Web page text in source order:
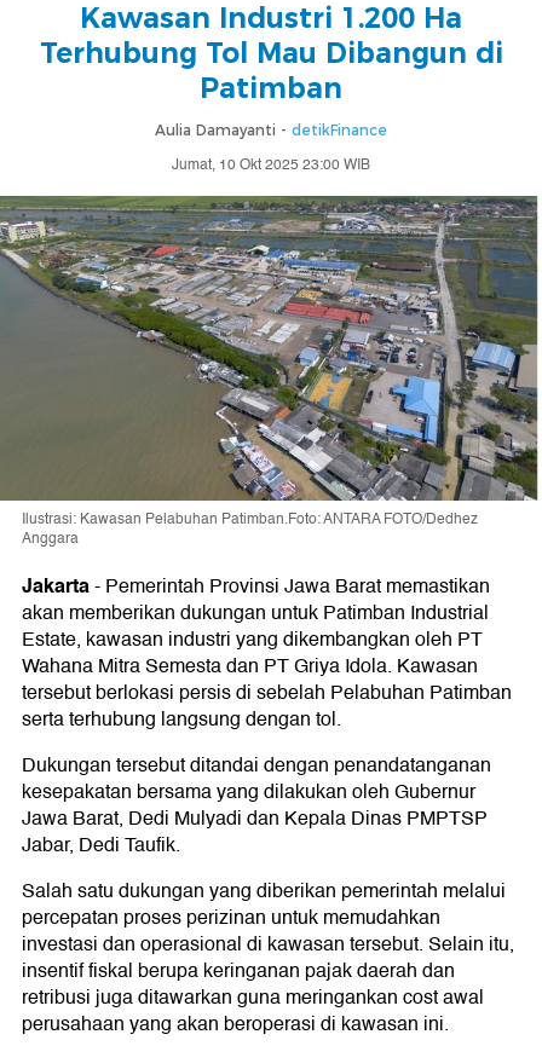
Kawasan Industri 1.200 Ha
Terhubung Tol Mau Dibangun di
Patimban
Aulia Damayanti - detikFinance
Jumat, 10 Okt 2025 23:00 WIB
Ilustrasi: Kawasan Pelabuhan Patimban.Foto: ANTARA FOTO/Dedhez
Anggara
Jakarta-Pemerintah Provinsi Jawa Barat memastikan
akan memberikan dukungan untuk Patimban Industrial
Estate, kawasan industri yang dikembangkan oleh PT
Wahana Mitra Semesta dan PT Griya Idola. Kawasan
tersebut berlokasi persis di sebelah Pelabuhan Patimban
serta terhubung langsung dengan tol.
Dukungan tersebut ditandai dengan penandatanganan
kesepakatan bersama yang dilakukan oleh Gubernur
Jawa Barat, Dedi Mulyadi dan Kepala Dinas PMPTSP
Jabar, Dedi Taufik.
Salah satu dukungan yang diberikan pemerintah melalui
percepatan proses perizinan untuk memudahkan
investasi dan operasional di kawasan tersebut. Selain itu,
insentif fiskal berupa keringanan pajak daerah dan
retribusi juga ditawarkan guna meringankan cost awal
perusahaan yang akan beroperasi di kawasan ini.